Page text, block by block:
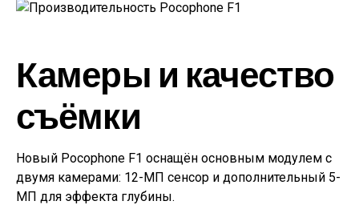
Камеры и качество
съёмки
Новый Pocophone F1 оснащён основным модулем с
двумя камерами: 12-МП сенсор и дополнительный 5-
МП для эффекта глубины.